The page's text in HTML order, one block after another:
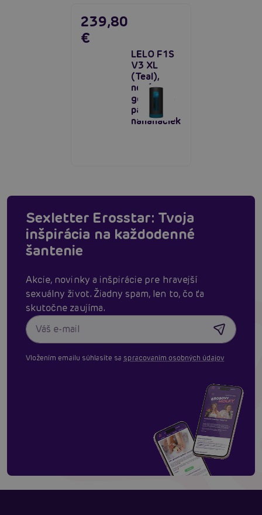
LELO F1S
V3 XL
(Teal),
nová
generácia
pánskych
naháňačiek
239,80
€
Sexletter Erosstar: Tvoja
inšpirácia na každodenné
šantenie
Akcie, novinky a inšpirácie pre hravejší
sexuálny život. Žiadny spam, len to, čo ťa
skutočne zaujíma.
Vložením emailu súhlasíte sa spracovaním osobných údajov